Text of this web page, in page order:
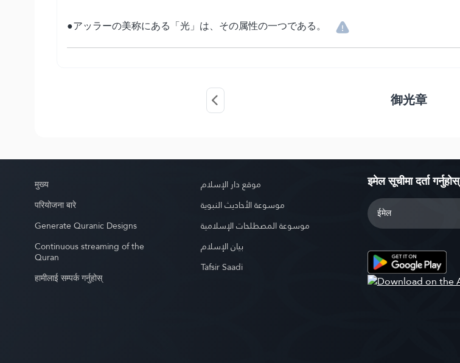
●アッラーの美称にある「光」は、その属性の一つである。
御光章
मुख्य
परियोजना बारे
Generate Quranic Designs
Continuous streaming of the
Quran
हामीलाई सम्पर्क गर्नुहोस्
موقع دار الإسلام
موسوعة الأحاديث النبوية
موسوعة المصطلحات الإسلامية
بيان الإسلام
Tafsir Saadi
इमेल सूचीमा दर्ता गर्नुहोस्